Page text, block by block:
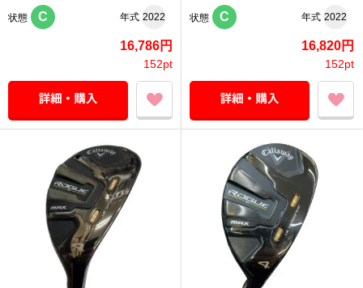
状態 C 年式 2022
16,786円
152pt
状態 C 年式 2022
16,820円
152pt